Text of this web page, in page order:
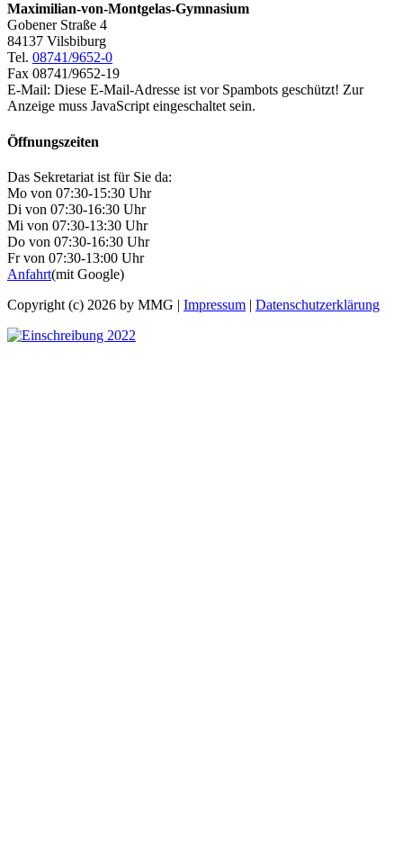
Maximilian-von-Montgelas-Gymnasium
Gobener Straße 4
84137 Vilsbiburg
Tel. 08741/9652-0
Fax 08741/9652-19
E-Mail: Diese E-Mail-Adresse ist vor Spambots geschützt! Zur
Anzeige muss JavaScript eingeschaltet sein.
Öffnungszeiten
Das Sekretariat ist für Sie da:
Mo von 07:30-15:30 Uhr
Di von 07:30-16:30 Uhr
Mi von 07:30-13:30 Uhr
Do von 07:30-16:30 Uhr
Fr von 07:30-13:00 Uhr
Anfahrt(mit Google)
Copyright (c) 2026 by MMG | Impressum | Datenschutzerklärung